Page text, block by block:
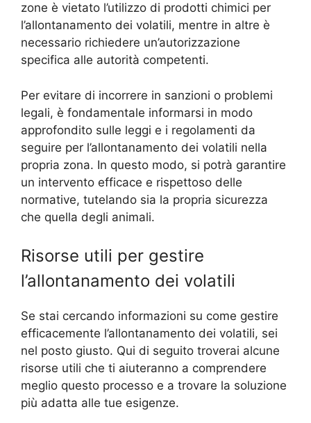
zone è vietato l’utilizzo di prodotti chimici per
l’allontanamento dei volatili, mentre in altre è
necessario richiedere un’autorizzazione
specifica alle autorità competenti.
Per evitare di incorrere in sanzioni o problemi
legali, è fondamentale informarsi in modo
approfondito sulle leggi e i regolamenti da
seguire per l’allontanamento dei volatili nella
propria zona. In questo modo, si potrà garantire
un intervento efficace e rispettoso delle
normative, tutelando sia la propria sicurezza
che quella degli animali.
Risorse utili per gestire
l’allontanamento dei volatili
Se stai cercando informazioni su come gestire
efficacemente l’allontanamento dei volatili, sei
nel posto giusto. Qui di seguito troverai alcune
risorse utili che ti aiuteranno a comprendere
meglio questo processo e a trovare la soluzione
più adatta alle tue esigenze.